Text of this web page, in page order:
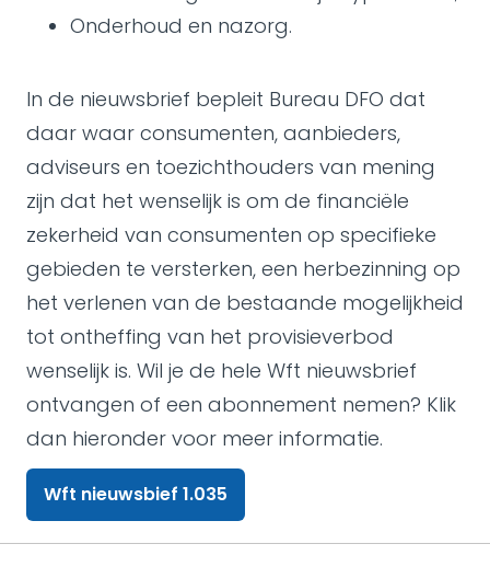
Onderhoud en nazorg.
In de nieuwsbrief bepleit Bureau DFO dat
daar waar consumenten, aanbieders,
adviseurs en toezichthouders van mening
zijn dat het wenselijk is om de financiële
zekerheid van consumenten op specifieke
gebieden te versterken, een herbezinning op
het verlenen van de bestaande mogelijkheid
tot ontheffing van het provisieverbod
wenselijk is. Wil je de hele Wft nieuwsbrief
ontvangen of een abonnement nemen? Klik
dan hieronder voor meer informatie.
Wft nieuwsbief 1.035